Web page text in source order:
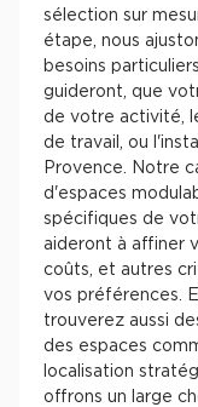
sélection sur
étape, nous
besoins
guideront, que
de votre activité,
de travail, ou
Provence. Notre
d'espaces
spécifiques de
aideront à affiner
coûts, et autres
vos préférences.
trouverez aussi
des espaces
localisation
offrons un large